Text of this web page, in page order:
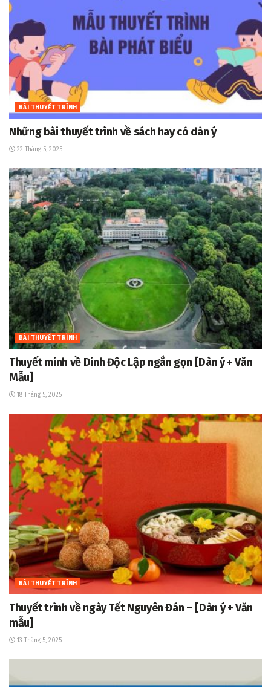
BÀI THUYẾT TRÌNH
Những bài thuyết trình về sách hay có dàn ý
22 Tháng 5, 2025
BÀI THUYẾT TRÌNH
Thuyết minh về Dinh Độc Lập ngắn gọn [Dàn ý + Văn
Mẫu]
18 Tháng 5, 2025
BÀI THUYẾT TRÌNH
Thuyết trình về ngày Tết Nguyên Đán – [Dàn ý + Văn
mẫu]
13 Tháng 5, 2025